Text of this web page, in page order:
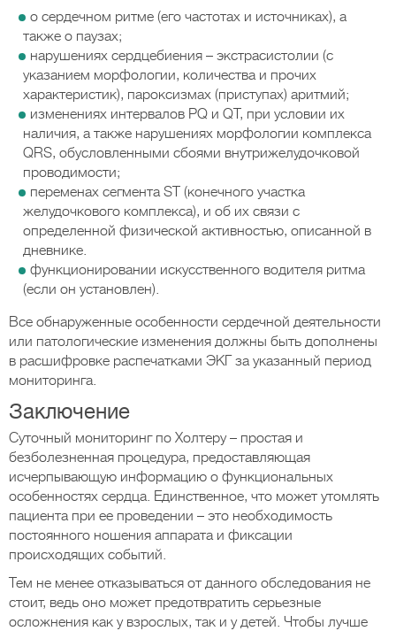
о сердечном ритме (его частотах и источниках), а
также о паузах;
нарушениях сердцебиения – экстрасистолии (с
указанием морфологии, количества и прочих
характеристик), пароксизмах (приступах) аритмий;
изменениях интервалов PQ и QT, при условии их
наличия, а также нарушениях морфологии комплекса
QRS, обусловленными сбоями внутрижелудочковой
проводимости;
переменах сегмента ST (конечного участка
желудочкового комплекса), и об их связи с
определенной физической активностью, описанной в
дневнике.
функционировании искусственного водителя ритма
(если он установлен).
Все обнаруженные особенности сердечной деятельности
или патологические изменения должны быть дополнены
в расшифровке распечатками ЭКГ за указанный период
мониторинга.
Заключение
Суточный мониторинг по Холтеру – простая и
безболезненная процедура, предоставляющая
исчерпывающую информацию о функциональных
особенностях сердца. Единственное, что может утомлять
пациента при ее проведении – это необходимость
постоянного ношения аппарата и фиксации
происходящих событий.
Тем не менее отказываться от данного обследования не
стоит, ведь оно может предотвратить серьезные
осложнения как у взрослых, так и у детей. Чтобы лучше